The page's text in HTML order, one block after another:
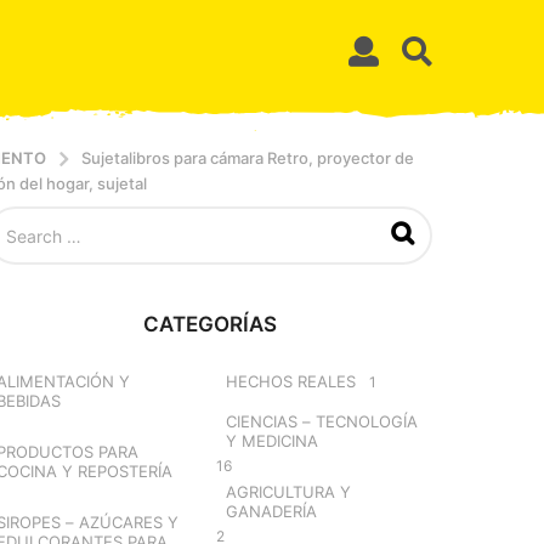
Sujetalibros para cámara Retro, proyector de
del hogar, sujetal
CATEGORÍAS
Y
PARA
Y REPOSTERÍA
– AZÚCARES Y
HECHOS REALES 1
CIENCIAS – TECNOLOGÍA
Y MEDICINA
16
AGRICULTURA Y
GANADERÍA
2